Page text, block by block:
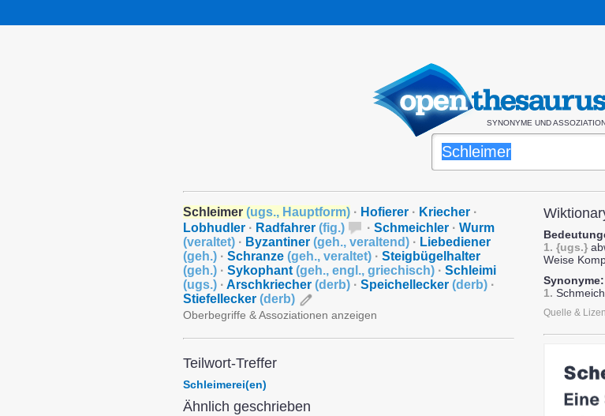
SYNONYME UND
Schleimer (ugs., Hauptform) · Hofierer · Kriecher ·
Lobhudler · Radfahrer (fig.) · Schmeichler · Wurm
(veraltet) · Byzantiner (geh., veraltend) · Liebediener
(geh.) · Schranze (geh., veraltet) · Steigbügelhalter
(geh.) · Sykophant (geh., engl., griechisch) · Schleimi
(ugs.) · Arschkriecher (derb) · Speichellecker (derb) ·
Stiefellecker (derb)
Oberbegriffe & Assoziationen anzeigen
Teilwort-Treffer
Schleimerei(en)
Ähnlich geschrieben
1. {ugs.}
Weise
Synonyme:
1.
Quelle &